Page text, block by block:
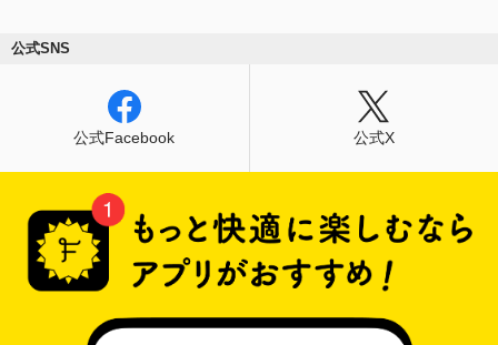
公式SNS
公式Facebook 公式X